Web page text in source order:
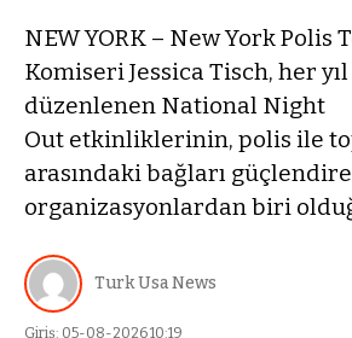
NEW YORK – New York Polis
Komiseri Jessica Tisch, her yıl
düzenlenen National Night
Out etkinliklerinin, polis ile
arasındaki bağları
organizasyonlardan biri
Turk Usa News
Giriş: 05-08-2026 10:19